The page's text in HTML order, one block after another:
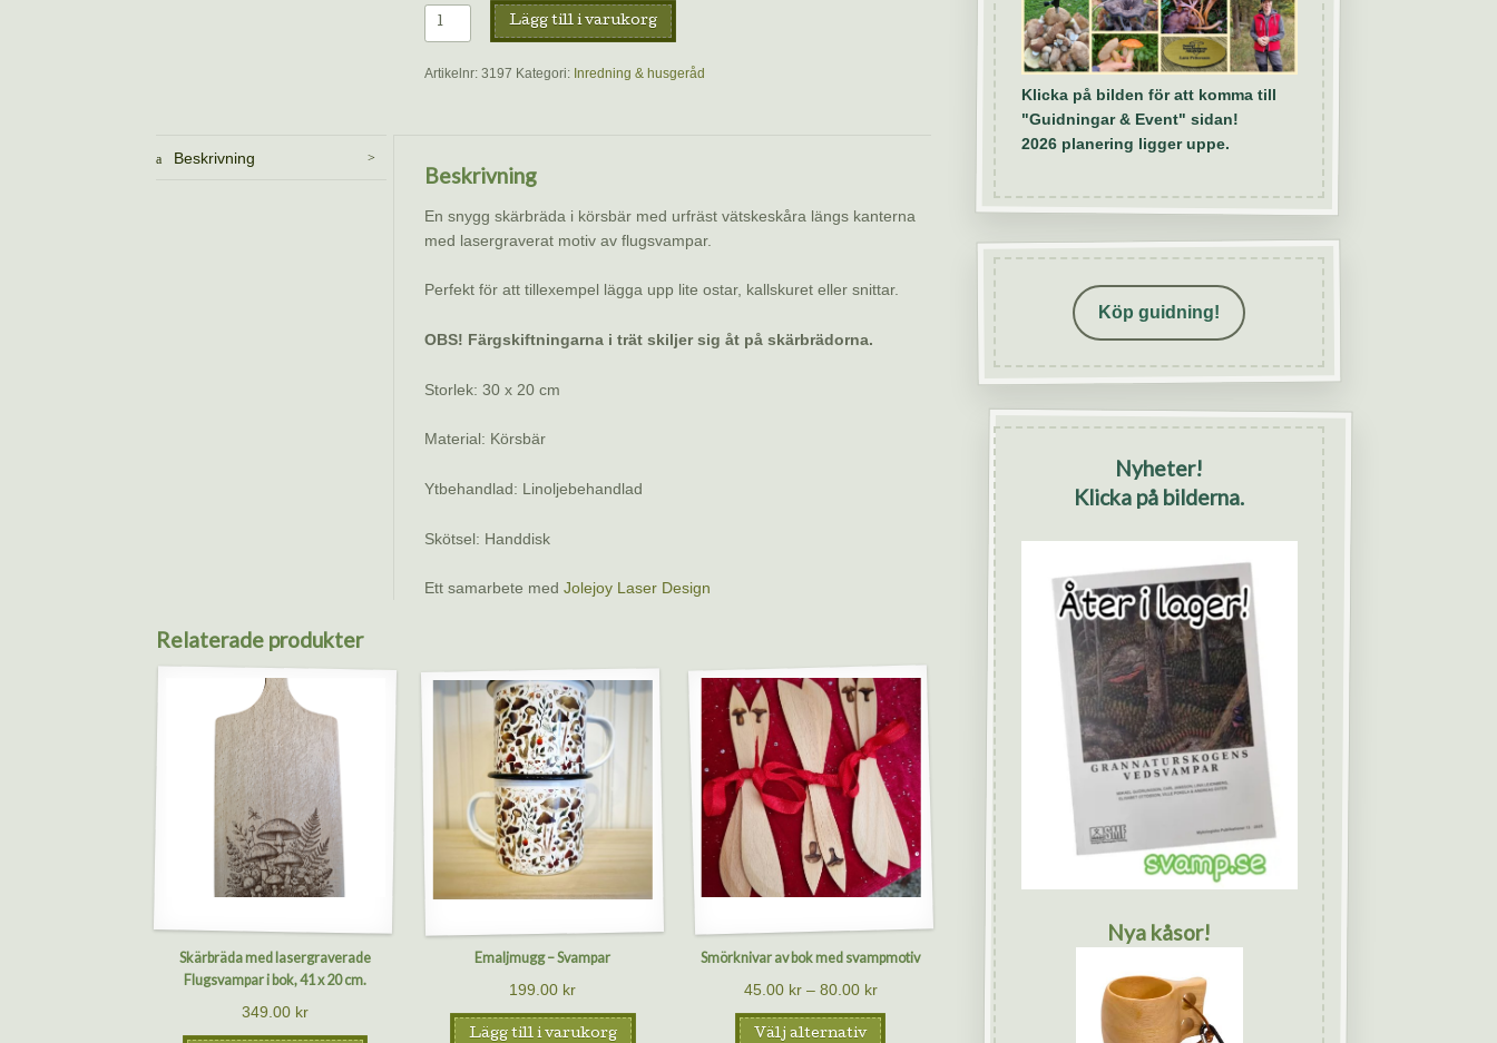
Skärbräda
med
lasergraverad
x
22
cm.
Lägg till i varukorg
Artikelnr: 3197 Kategori: Inredning & husgeråd
Beskrivning
Beskrivning
En snygg skärbräda i körsbär med urfräst vätskeskåra längs kanterna
med lasergraverat motiv av flugsvampar.
Perfekt för att tillexempel lägga upp lite ostar, kallskuret eller snittar.
OBS! Färgskiftningarna i trät skiljer sig åt på skärbrädorna.
Storlek: 30 x 20 cm
Material: Körsbär
Ytbehandlad: Linoljebehandlad
Skötsel: Handdisk
Ett samarbete med Jolejoy Laser Design
Relaterade produkter
Skärbräda med lasergraverade
Flugsvampar i bok, 41 x 20 cm.
349.00 kr
Emaljmugg – Svampar
199.00 kr
Lägg till i varukorg
Smörknivar av bok med svampmotiv
45.00 kr– 80.00 kr
Välj alternativ
Klicka på bilden för att komma till
"Guidningar & Event" sidan!
2026 planering ligger uppe.
Köp guidning!
Nyheter!
Klicka på bilderna.
Nya kåsor!